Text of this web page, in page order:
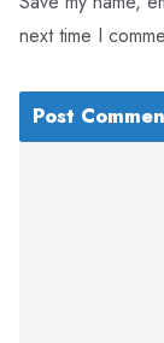
next time I